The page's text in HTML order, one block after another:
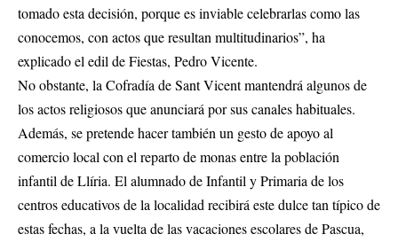
tomado esta decisión, porque es inviable celebrarlas como las
conocemos, con actos que resultan multitudinarios”, ha
explicado el edil de Fiestas, Pedro Vicente.
No obstante, la Cofradía de Sant Vicent mantendrá algunos de
los actos religiosos que anunciará por sus canales habituales.
Además, se pretende hacer también un gesto de apoyo al
comercio local con el reparto de monas entre la población
infantil de Llíria. El alumnado de Infantil y Primaria de los
centros educativos de la localidad recibirá este dulce tan típico de
estas fechas, a la vuelta de las vacaciones escolares de Pascua,